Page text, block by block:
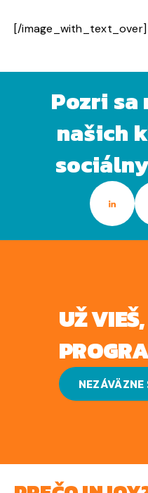
[/image_with_text_over]
Pozri
našich
UŽ
NEZÁVÄZNE